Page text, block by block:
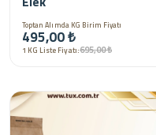
Toptan Alımda KG Birim Fiyatı
495,00 ₺
1 KG Liste Fiyatı:695,00 ₺